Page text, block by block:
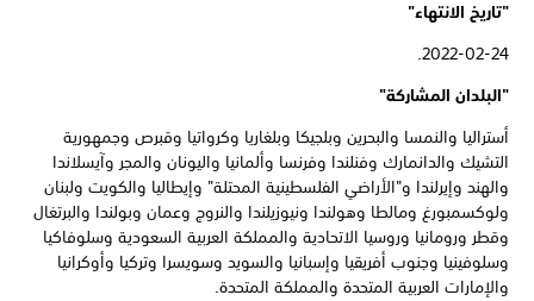
"تاريخ الانتهاء"
2022-02-24.
"البلدان المشاركة"
أستراليا والنمسا والبحرين وبلجيكا وبلغاريا وكرواتيا وقبرص وجمهورية
التشيك والدانمارك وفنلندا وفرنسا وألمانيا واليونان والمجر وآيسلاندا
والهند وإيرلندا و"الأراضي الفلسطينية المحتلة" وإيطاليا والكويت ولبنان
ولوكسمبورغ ومالطا وهولندا ونيوزيلندا والنروج وعمان وبولندا والبرتغال
وقطر ورومانيا وروسيا الاتحادية والمملكة العربية السعودية وسلوفاكيا
وسلوفينيا وجنوب أفريقيا وإسبانيا والسويد وسويسرا وتركيا وأوكرانيا
والإمارات العربية المتحدة والمملكة المتحدة.